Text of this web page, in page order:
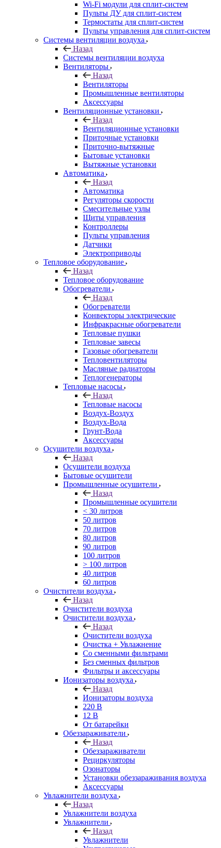
Wi-Fi модули для сплит-систем
Пульты ДУ для сплит-систем
Термостаты для сплит-систем
Пульты управления для сплит-систем
Системы вентиляции воздуха
Назад
Системы вентиляции воздуха
Вентиляторы
Назад
Вентиляторы
Промышленные вентиляторы
Аксессуары
Вентиляционные установки
Назад
Вентиляционные установки
Приточные установки
Приточно-вытяжные
Бытовые установки
Вытяжные установки
Автоматика
Назад
Автоматика
Регуляторы скорости
Смесительные узлы
Щиты управления
Контроллеры
Пульты управления
Датчики
Электроприводы
Тепловое оборудование
Назад
Тепловое оборудование
Обогреватели
Назад
Обогреватели
Конвекторы электрические
Инфракрасные обогреватели
Тепловые пушки
Тепловые завесы
Газовые обогреватели
Тепловентиляторы
Масляные радиаторы
Теплогенераторы
Тепловые насосы
Назад
Тепловые насосы
Воздух-Воздух
Воздух-Вода
Грунт-Вода
Аксессуары
Осушители воздуха
Назад
Осушители воздуха
Бытовые осушители
Промышленные осушители
Назад
Промышленные осушители
< 30 литров
50 литров
70 литров
80 литров
90 литров
100 литров
> 100 литров
40 литров
60 литров
Очистители воздуха
Назад
Очистители воздуха
Очистители воздуха
Назад
Очистители воздуха
Очистка + Увлажнение
Cо сменными фильтрами
Без сменных фильтров
Фильтры и аксессуары
Ионизаторы воздуха
Назад
Ионизаторы воздуха
220 В
12 В
От батарейки
Обеззараживатели
Назад
Обеззараживатели
Рециркуляторы
Озонаторы
Установки обеззараживания воздуха
Аксессуары
Увлажнители воздуха
Назад
Увлажнители воздуха
Увлажнители
Назад
Увлажнители